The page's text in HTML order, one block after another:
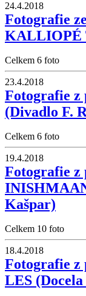
24.4.2018
Fotografie
KALLIOPÉ
Celkem 6 foto
23.4.2018
Fotografie
(Divadlo F.
Celkem 6 foto
19.4.2018
Fotografie
Kašpar)
Celkem 10 foto
18.4.2018
Fotografie z
LES